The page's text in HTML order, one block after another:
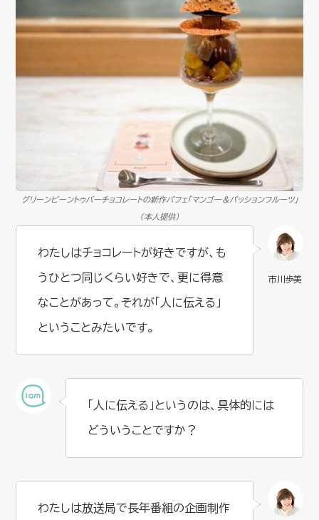
グリーンビーントゥバーチョコレートの新作パフェ「マンゴー＆パッションフルーツ」
（本人提供）
わたしはチョコレートが好きですが、も
うひとつ同じくらい好きで、更に得意
なことがあって。それが「人に伝える」
ということみたいです。
「人に伝える」というのは、具体的には
どういうことですか？
わたしは放送局で長年番組の企画制作